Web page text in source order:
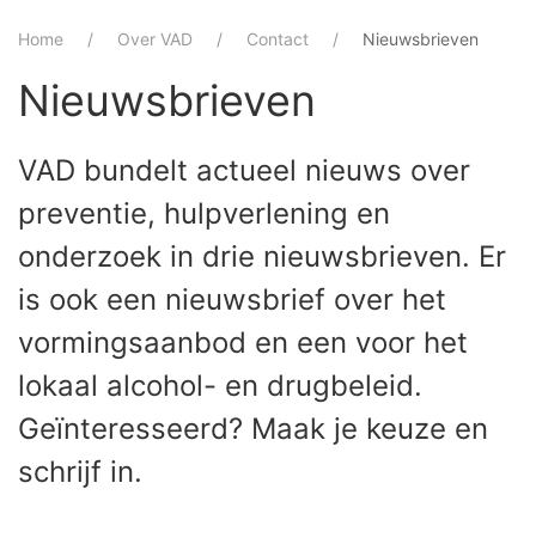
Home Over VAD Contact Nieuwsbrieven
Nieuwsbrieven
VAD bundelt actueel nieuws over
preventie, hulpverlening en
onderzoek in drie nieuwsbrieven. Er
is ook een nieuwsbrief over het
vormingsaanbod en een voor het
lokaal alcohol- en drugbeleid.
Geïnteresseerd? Maak je keuze en
schrijf in.